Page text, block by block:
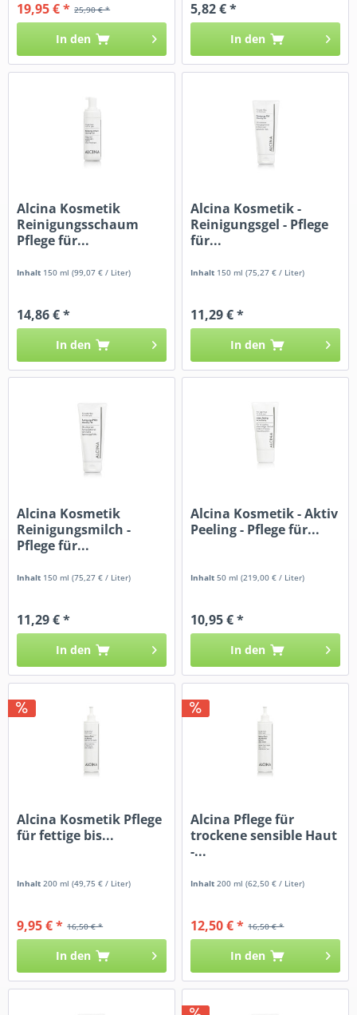
25,90 € *
19,95 € *
In den
5,82 € *
In den
Alcina Kosmetik
Reinigungsschaum
Pflege für...
Inhalt 150 ml(99,07 € / Liter)
14,86 € *
In den
Alcina Kosmetik -
Reinigungsgel - Pflege
für...
Inhalt 150 ml(75,27 € / Liter)
11,29 € *
In den
Alcina Kosmetik
Reinigungsmilch -
Pflege für...
Inhalt 150 ml(75,27 € / Liter)
11,29 € *
In den
Alcina Kosmetik - Aktiv
Peeling - Pflege für...
Inhalt50 ml(219,00 € / Liter)
10,95 € *
In den
Alcina Kosmetik Pflege
für fettige bis...
Inhalt200 ml(49,75 € / Liter)
16,50 € *
9,95 € *
In den
Alcina Pflege für
trockene sensible Haut
-...
Inhalt200 ml(62,50 € / Liter)
16,50 € *
12,50 € *
In den